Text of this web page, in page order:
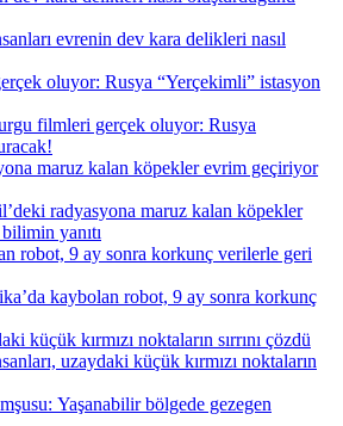
evrenin dev kara delikleri nasıl
filmleri gerçek oluyor: Rusya
radyasyona maruz kalan köpekler
yanıtı
kaybolan robot, 9 ay sonra korkunç
uzaydaki küçük kırmızı noktaların